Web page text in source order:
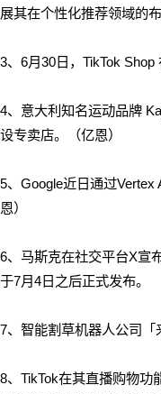
展其在个性化推荐领域的
3、6月30日，TikTok Shop
4、意大利知名运动品牌
设专卖店。（亿恩）
5、Google近日通过
恩）
6、马斯克在社交平台X宣
于7月4日之后正式发布。
7、智能割草机器人公司「
8、TikTok在其直播购物功